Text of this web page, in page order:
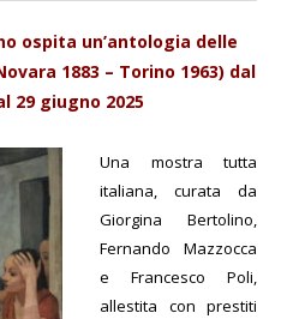
ospita un’antologia delle
1883 – Torino 1963) dal
29 giugno 2025
Una mostra tutta
italiana, curata da
Giorgina Bertolino,
Fernando Mazzocca
e Francesco Poli,
allestita con prestiti